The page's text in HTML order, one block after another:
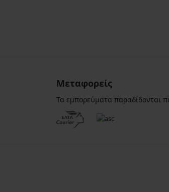
Μεταφορείς
Τα εμπορεύματα παραδίδονται